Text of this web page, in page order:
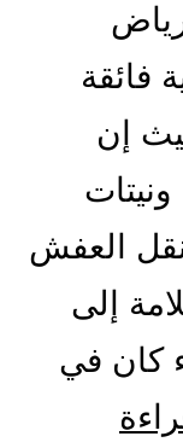
فائقة
إن
العفش
إلى
كان في